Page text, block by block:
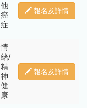
他
癌
症
報名及詳情
情
緒/
精
神
健
康
報名及詳情